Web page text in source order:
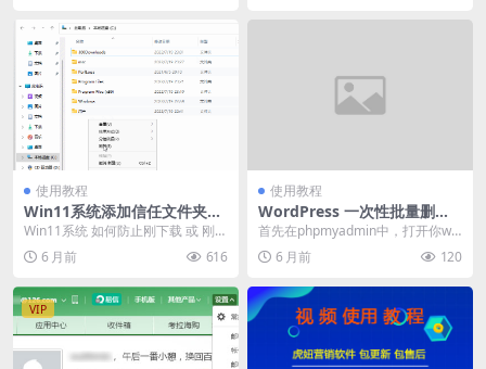
使用教程
Win11系统添加信任文件夹
（防止软件被Windows Defe
nder自动删除）
Win11系统 如何防止刚下载 或 刚安
装的软件，就被系统自带的防病毒
软件【Wi...
6 月前 616
使用教程
WordPress 一次性批量删除
所有文章
首先在phpmyadmin中，打开你wo
rdpress的数据库，点击SQL选
项，...6 月前 120
VIP